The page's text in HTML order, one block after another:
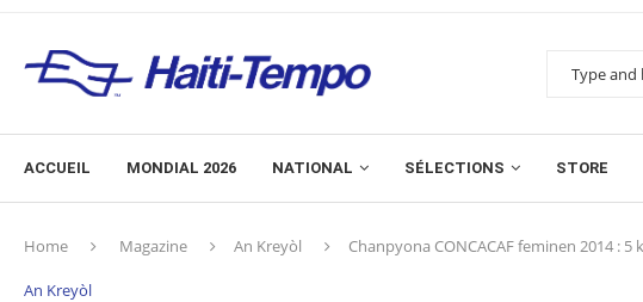
ACCUEIL MONDIAL 2026 NATIONAL SÉLECTIONS STORE
Home Magazine An Kreyòl Chanpyona CONCACAF feminen 2014 :
An Kreyòl